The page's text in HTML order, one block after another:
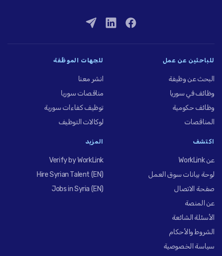
للباحثين عن عمل
البحث عن وظيفة
وظائف في سوريا
وظائف حكومية
المناقصات
للجهات الموظِّفة
انشر معنا
مناقصات سوريا
توظيف كفاءات سورية
لوكالات التوظيف
اكتشف
عن WorkLink
لوحة بيانات سوق العمل
صفحة الاتصال
عن المنصة
الأسئلة الشائعة
الشروط والأحكام
سياسة الخصوصية
المزيد
Verify by WorkLink
Hire Syrian Talent (EN)
Jobs in Syria (EN)